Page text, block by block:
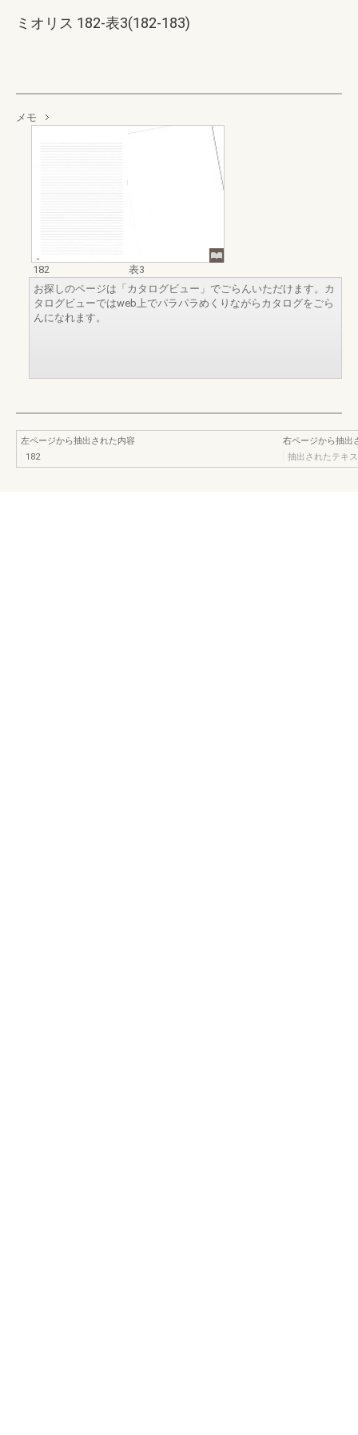
ミオリス 182-表3(182-183)
メモ
182
表3
お探しのページは「カタログビュー」でごらんいただけます。カ
タログビューではweb上でパラパラめくりながらカタログをごら
んになれます。
左ページから抽出された内容
182
右ページから抽出
抽出されたテキ